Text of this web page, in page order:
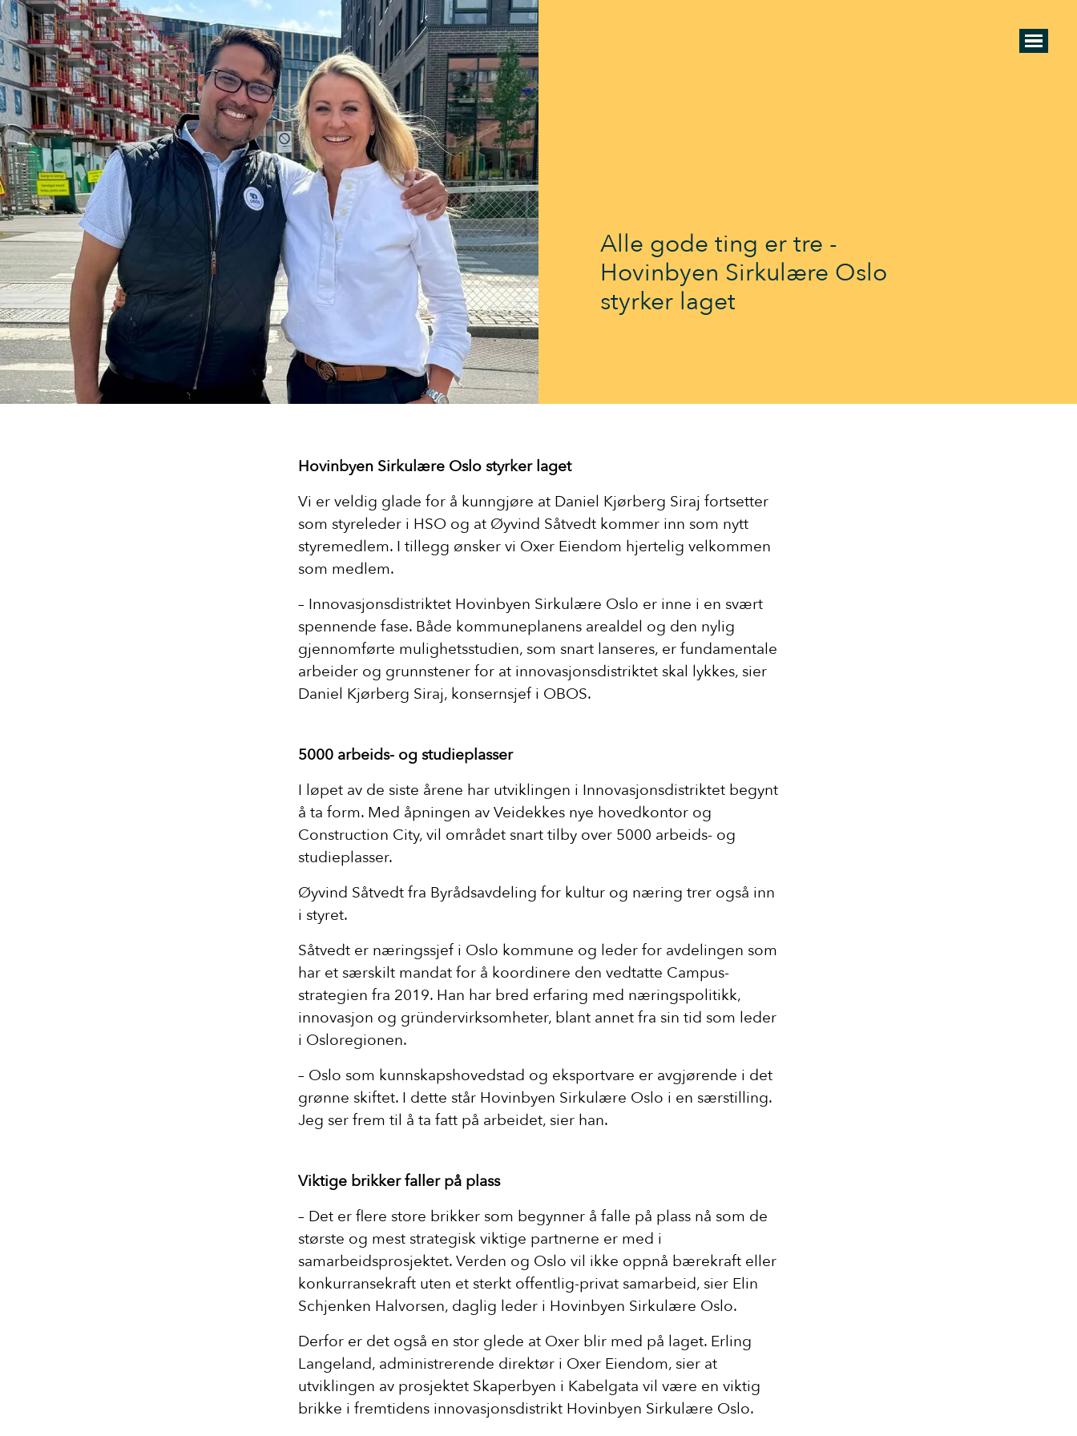
Alle gode ting er tre -
Hovinbyen Sirkulære Oslo
styrker laget
Hovinbyen Sirkulære Oslo styrker laget
Vi er veldig glade for å kunngjøre at Daniel Kjørberg Siraj fortsetter
som styreleder i HSO og at Øyvind Såtvedt kommer inn som nytt
styremedlem. I tillegg ønsker vi Oxer Eiendom hjertelig velkommen
som medlem.
– Innovasjonsdistriktet Hovinbyen Sirkulære Oslo er inne i en svært
spennende fase. Både kommuneplanens arealdel og den nylig
gjennomførte mulighetsstudien, som snart lanseres, er fundamentale
arbeider og grunnstener for at innovasjonsdistriktet skal lykkes, sier
Daniel Kjørberg Siraj, konsernsjef i OBOS.
5000 arbeids- og studieplasser
I løpet av de siste årene har utviklingen i Innovasjonsdistriktet begynt
å ta form. Med åpningen av Veidekkes nye hovedkontor og
Construction City, vil området snart tilby over 5000 arbeids- og
studieplasser.
Øyvind Såtvedt fra Byrådsavdeling for kultur og næring trer også inn
i styret.
Såtvedt er næringssjef i Oslo kommune og leder for avdelingen som
har et særskilt mandat for å koordinere den vedtatte Campus-
strategien fra 2019. Han har bred erfaring med næringspolitikk,
innovasjon og gründervirksomheter, blant annet fra sin tid som leder
i Osloregionen.
– Oslo som kunnskapshovedstad og eksportvare er avgjørende i det
grønne skiftet. I dette står Hovinbyen Sirkulære Oslo i en særstilling.
Jeg ser frem til å ta fatt på arbeidet, sier han.
Viktige brikker faller på plass
– Det er flere store brikker som begynner å falle på plass nå som de
største og mest strategisk viktige partnerne er med i
samarbeidsprosjektet. Verden og Oslo vil ikke oppnå bærekraft eller
konkurransekraft uten et sterkt offentlig-privat samarbeid, sier Elin
Schjenken Halvorsen, daglig leder i Hovinbyen Sirkulære Oslo.
Derfor er det også en stor glede at Oxer blir med på laget. Erling
Langeland, administrerende direktør i Oxer Eiendom, sier at
utviklingen av prosjektet Skaperbyen i Kabelgata vil være en viktig
brikke i fremtidens innovasjonsdistrikt Hovinbyen Sirkulære Oslo.